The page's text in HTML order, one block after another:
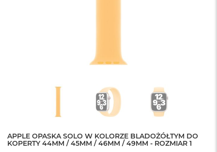
APPLE OPASKA SOLO W KOLORZE BLADOŻÓŁTYM DO
KOPERTY 44MM / 45MM / 46MM / 49MM - ROZMIAR 1